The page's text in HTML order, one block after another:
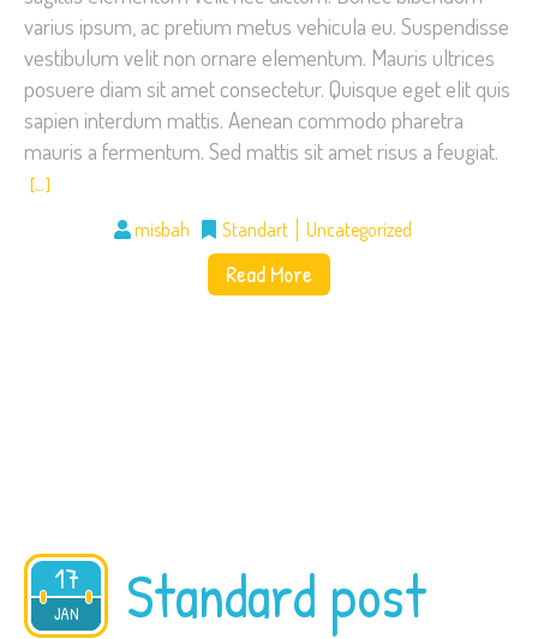
varius ipsum, ac pretium metus vehicula eu. Suspendisse
vestibulum velit non ornare elementum. Mauris ultrices
posuere diam sit amet consectetur. Quisque eget elit quis
sapien interdum mattis. Aenean commodo pharetra
mauris a fermentum. Sed mattis sit amet risus a feugiat.
[…]
misbah Standart Uncategorized
Read More
17
JAN
2015 Standard post